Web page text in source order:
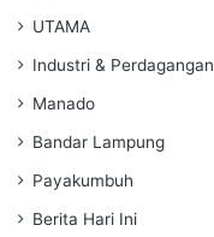
UTAMA
Industri & Perdagangan
Manado
Bandar Lampung
Payakumbuh
Berita Hari Ini